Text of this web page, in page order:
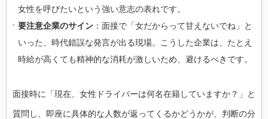
女性を呼びたいという強い意志の表れです。
要注意企業のサイン ：面接で「女だからって甘えないでね」と
いった、時代錯誤な発言が出る現場。こうした企業は、たとえ
時給が高くても精神的な消耗が激しいため、避けるべきです。
面接時に「現在、女性ドライバーは何名在籍していますか？」と
質問し、即座に具体的な人数が返ってくるかどうかが、判断の分